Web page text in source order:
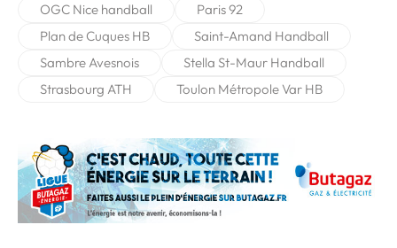
OGC Nice handball
Paris 92
Plan de Cuques HB
Saint-Amand Handball
Sambre Avesnois
Stella St-Maur Handball
Strasbourg ATH
Toulon Métropole Var HB